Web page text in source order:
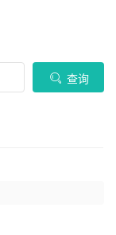
查询